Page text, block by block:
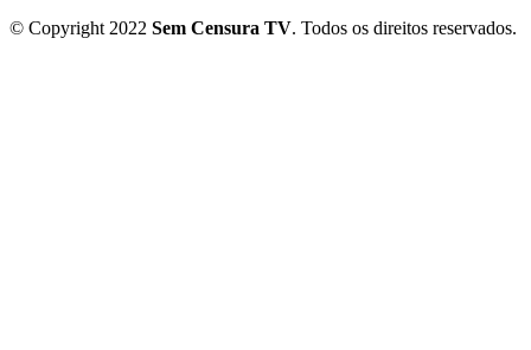
© Copyright 2022 Sem Censura TV. Todos os direitos reservados.